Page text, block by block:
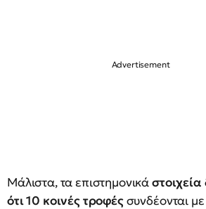
Μάλιστα, τα επιστημονικάστοιχεία
ότι 10 κοινές τροφέςσυνδέονται